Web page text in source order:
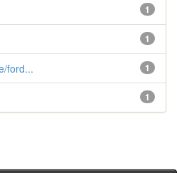
1
1
1
ford...
1